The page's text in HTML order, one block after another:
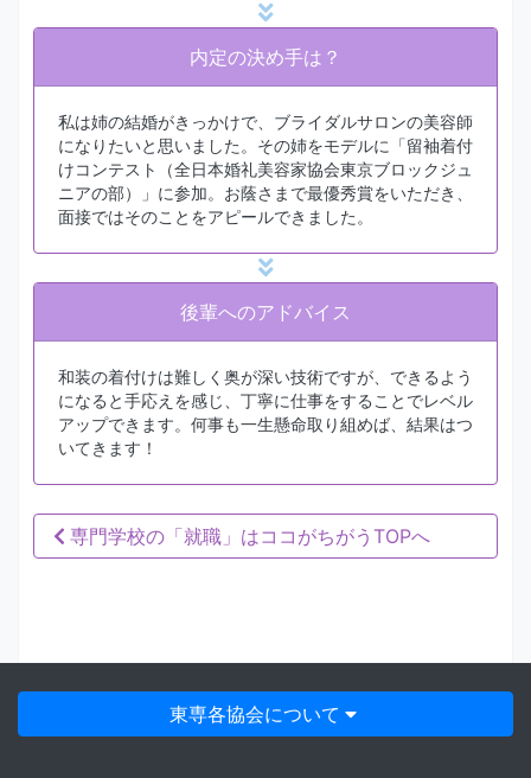
内定の決め手は？
私は姉の結婚がきっかけで、ブライダルサロンの美容師
になりたいと思いました。その姉をモデルに「留袖着付
けコンテスト（全日本婚礼美容家協会東京ブロックジュ
ニアの部）」に参加。お蔭さまで最優秀賞をいただき、
面接ではそのことをアピールできました。
後輩へのアドバイス
和装の着付けは難しく奥が深い技術ですが、できるよう
になると手応えを感じ、丁寧に仕事をすることでレベル
アップできます。何事も一生懸命取り組めば、結果はつ
いてきます！
専門学校の「就職」はココがちがうTOPへ
東専各協会について